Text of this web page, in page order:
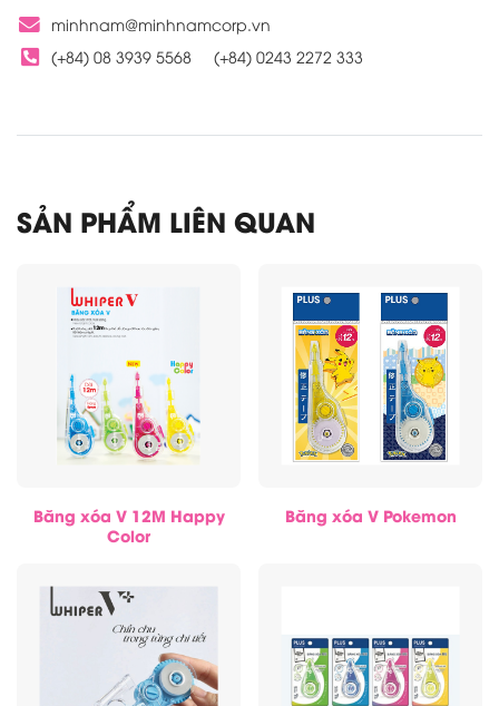
minhnam@minhnamcorp.vn
(+84) 08 3939 5568
(+84) 0243 2272 333
SẢN PHẨM LIÊN QUAN
Băng xóa V 12M Happy
Color
Băng xóa V Pokemon